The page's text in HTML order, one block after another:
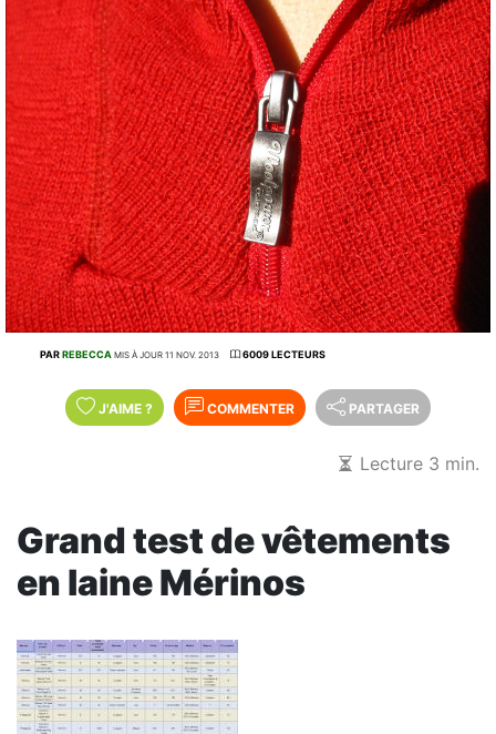
PARREBECCA MIS À JOUR 11 NOV. 2013 6009 LECTEURS
J'AIME ? COMMENTER PARTAGER
Lecture 3 min.
Grand test de vêtements
en laine Mérinos